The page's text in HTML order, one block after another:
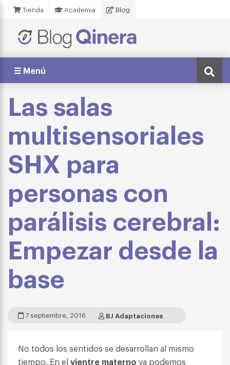
Tienda Academia Blog
☰ Menú
Las salas
multisensoriales
SHX para
personas con
parálisis cerebral:
Empezar desde la
base
7 septiembre, 2016 BJ Adaptaciones
No todos los sentidos se desarrollan al mismo
tiempo. En el vientre materno ya podemos